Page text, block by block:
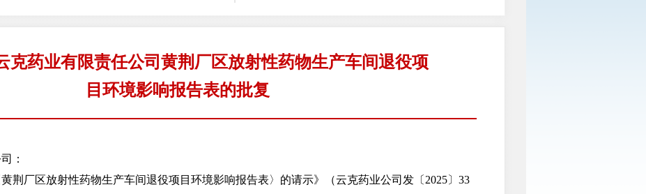
克药业有限责任公司黄荆厂区放射性药物生产车间退役项
目环境影响报告表的批复
：
厂区放射性药物生产车间退役项目环境影响报告表〉的请示》（云克药业公司发〔2025〕33